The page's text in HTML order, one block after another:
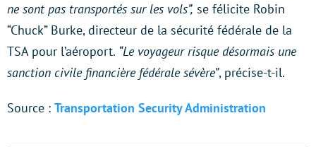
ne sont pas transportés sur les vols”, se félicite Robin
“Chuck” Burke, directeur de la sécurité fédérale de la
TSA pour l’aéroport. “Le voyageur risque désormais une
sanction civile financière fédérale sévère”, précise-t-il.
Source : Transportation Security Administration